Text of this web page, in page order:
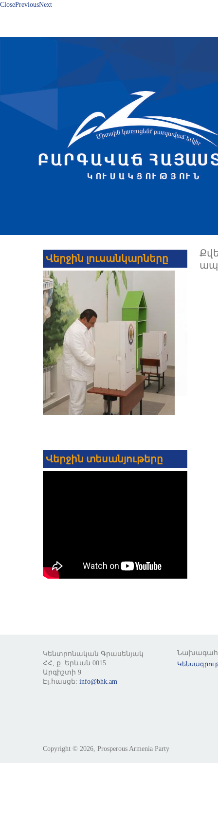
ClosePreviousNext
Վերջին լուսանկարները
Վերջին տեսանյութերը
Կենտրոնական Գրասենյակ
ՀՀ, ք. Երևան 0015
Արգիշտի 9
Էլ.հասցե: info@bhk.am
Նախագահ
Copyright © 2026, Prosperous Armenia Party